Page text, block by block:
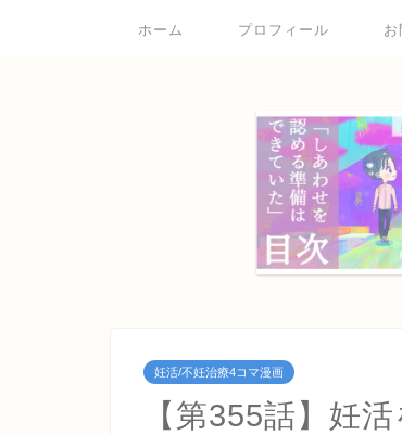
ホーム プロフィール
妊活/不妊治療4コマ漫画
【第355話】妊